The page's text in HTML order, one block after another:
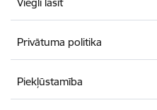
Privātuma politika
Piekļūstamība